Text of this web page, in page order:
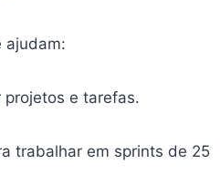
ajudam:
projetos e tarefas.
trabalhar em sprints de 25